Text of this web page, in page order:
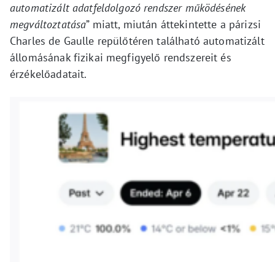
automatizált adatfeldolgozó rendszer működésének
megváltoztatása” miatt, miután áttekintette a párizsi
Charles de Gaulle repülőtéren található automatizált
állomásának fizikai megfigyelő rendszereit és
érzékelőadatait.